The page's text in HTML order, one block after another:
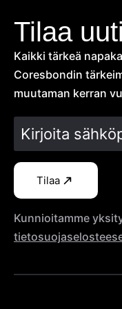
Tilaa
Kaikki tärkeä
Coresbondin
muutaman kerran
Tilaa
Kunnioitamme